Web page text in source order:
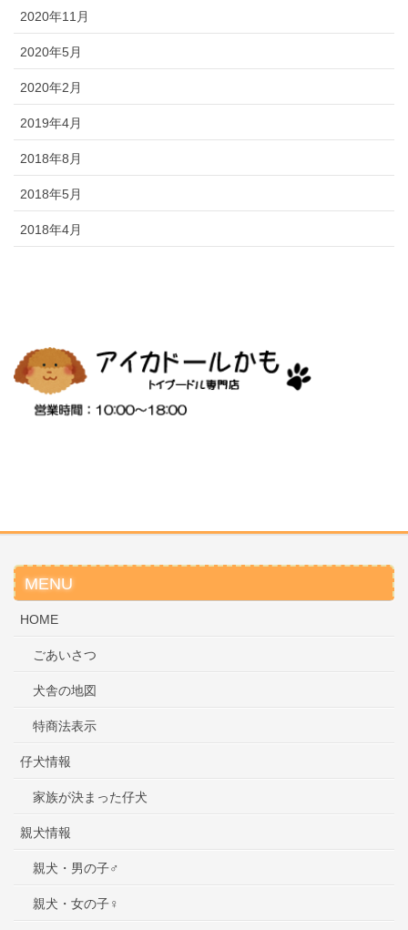
2020年11月
2020年5月
2020年2月
2019年4月
2018年8月
2018年5月
2018年4月
MENU
HOME
ごあいさつ
犬舎の地図
特商法表示
仔犬情報
家族が決まった仔犬
親犬情報
親犬・男の子♂
親犬・女の子♀